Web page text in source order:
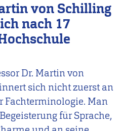
von Schilling
nach 17
Dr. Martin von
sich nicht zuerst an
Fachterminologie. Man
für Sprache,